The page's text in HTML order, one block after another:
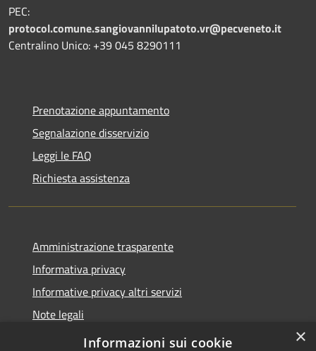
PEC:
protocol.comune.sangiovannilupatoto.vr@pecveneto.it
Centralino Unico: +39 045 8290111
Prenotazione appuntamento
Segnalazione disservizio
Leggi le FAQ
Richiesta assistenza
Amministrazione trasparente
Informativa privacy
Informative privacy altri servizi
Note legali
Dichiarazione di accessibilità
×
Informazioni sui cookie